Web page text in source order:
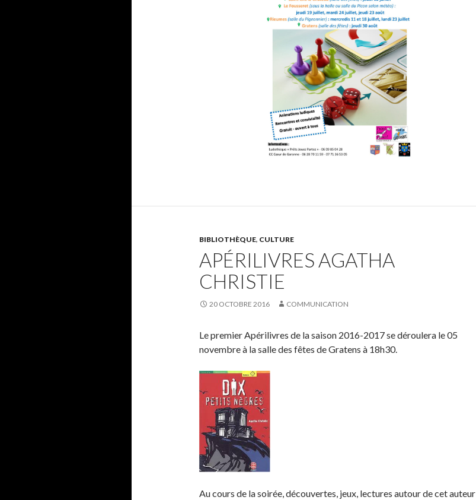
BIBLIOTHÈQUE, CULTURE
APÉRILIVRES AGATHA
CHRISTIE
20 OCTOBRE 2016 COMMUNICATION
Le premier Apérilivres de la saison 2016-2017 se déroulera le 05
novembre à la salle des fêtes de Gratens à 18h30.
Au cours de la soirée, découvertes, jeux, lectures autour de cet auteur